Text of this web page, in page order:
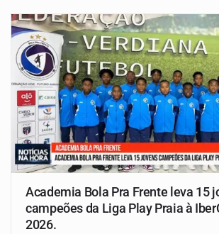
Academia Bola Pra Frente leva 15
campeões da Liga Play Praia à
2026.